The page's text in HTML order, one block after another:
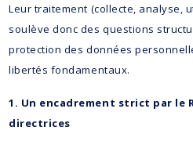
Leur traitement (collecte, analyse,
soulève donc des questions
protection des données
libertés fondamentaux.
1. Un encadrement strict par le
directrices